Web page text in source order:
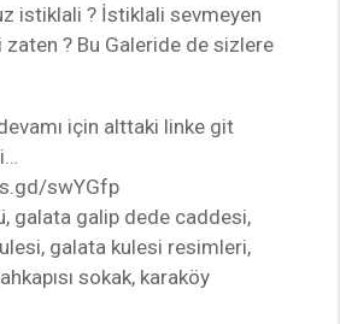
istiklali ? İstiklali sevmeyen
zaten ? Bu Galeride de sizlere
devamı için alttaki linke git
swYGfp
galata galip dede caddesi,
galata kulesi resimleri,
sokak, karaköy